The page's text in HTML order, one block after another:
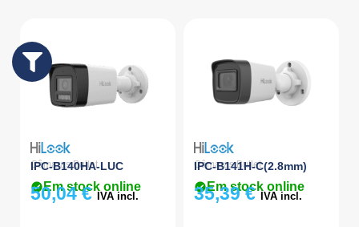
Câmaras Bullet
IPC-B140HA-LUC
Em stock online
50,04€ IVA incl.
Câmaras Bullet
IPC-B141H-C(2.8mm)
Em stock online
35,39€ IVA incl.